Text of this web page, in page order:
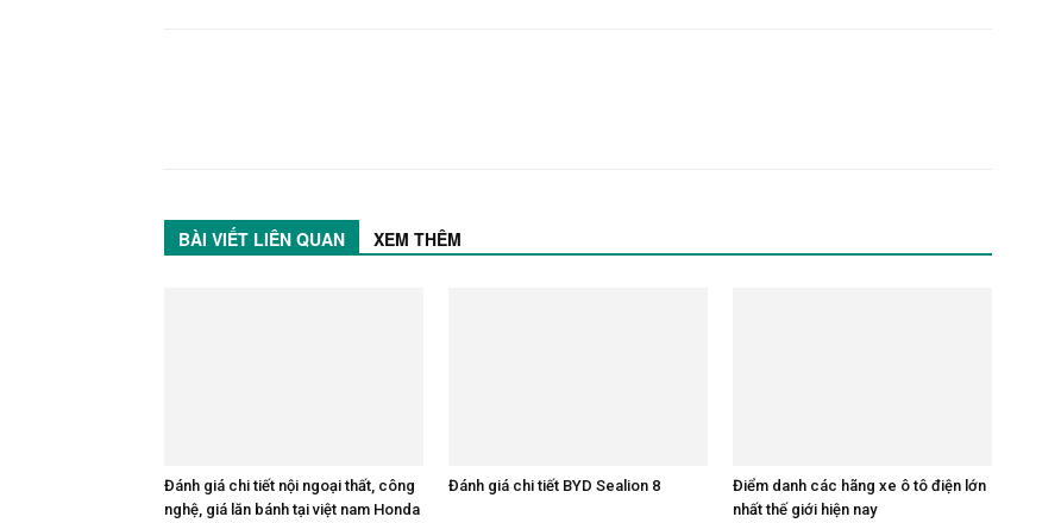
BÀI VIẾT LIÊN QUAN XEM THÊM
Đánh giá chi tiết nội ngoại thất, công
nghệ, giá lăn bánh tại việt nam Honda
Đánh giá chi tiết BYD Sealion 8
Điểm danh các hãng xe ô tô điện lớn
nhất thế giới hiện nay